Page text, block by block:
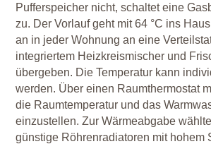
Pufferspeicher nicht, schaltet eine
zu. Der Vorlauf geht mit 64 °C ins
an in jeder Wohnung an eine
integriertem Heizkreismischer und
übergeben. Die Temperatur kann
werden. Über einen Raumthermostat
die Raumtemperatur und das
einzustellen. Zur Wärmeabgabe
günstige Röhrenradiatoren mit hohem